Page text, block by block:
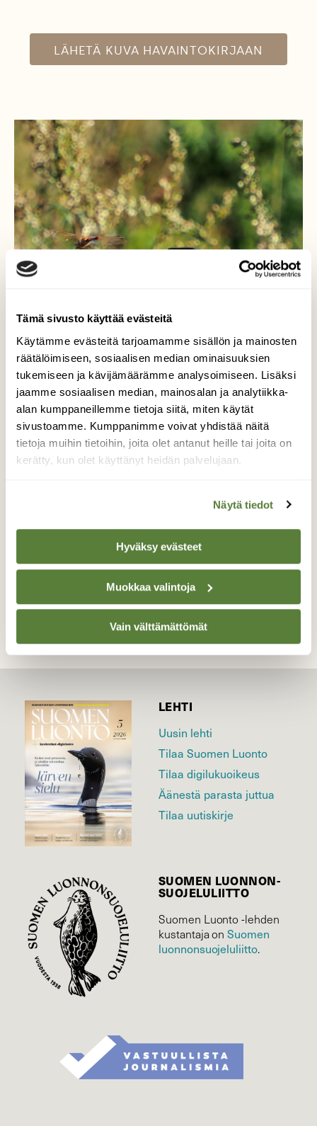
Tämä sivusto käyttää evästeitä
Käytämme evästeitä tarjoamamme sisällön ja mainosten
räätälöimiseen, sosiaalisen median ominaisuuksien
tukemiseen ja kävijämäärämme analysoimiseen. Lisäksi
jaamme sosiaalisen median, mainosalan ja analytiikka-
alan kumppaneillemme tietoja siitä, miten käytät
sivustoamme. Kumppanimme voivat yhdistää näitä
tietoja muihin tietoihin, joita olet antanut heille tai joita on
kerätty, kun olet käyttänyt heidän palvelujaan.
Näytä tiedot
Hyväksy evästeet
Muokkaa valintoja
Vain välttämättömät
LÄHETÄ KUVA HAVAINTOKIRJAAN
Siinäpä herkkupala!
Niin näyttää sisilisko tuumivan
lähestyessään korentoa joka kuitenkin
pörräsi pois sissin ulottuvilta.
Valokuvaaja: Martti Valtonen, Aurinkovuori
TAKAISIN LISTAAN
LEHTI
Uusin lehti
Tilaa Suomen Luonto
Tilaa digilukuoikeus
Äänestä parasta juttua
Tilaa uutiskirje
SUOMEN LUONNON­
SUOJELU­LIITTO
Suomen Luonto -lehden
kustantaja onSuomen
luonnonsuojelu­liitto.